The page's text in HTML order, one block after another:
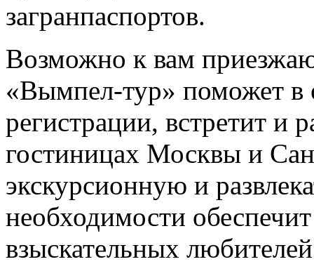
загранпаспортов.
Возможно к вам
«Вымпел-тур» поможет
регистрации, встретит и
гостиницах Москвы и
экскурсионную и
необходимости
взыскательных